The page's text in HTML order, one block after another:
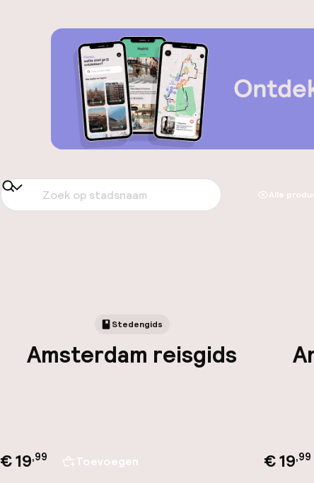
Alle
Stedengids
Amsterdam reisgids
€ 19,99 Toevoegen € 19,99